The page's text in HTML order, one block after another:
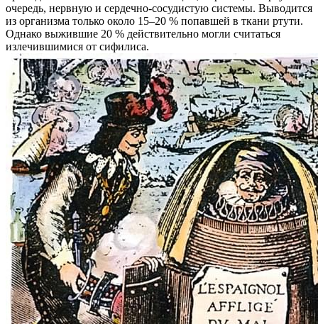
очередь, нервную и сердечно-сосудистую системы. Выводится
из организма только около 15–20 % попавшей в ткани ртути.
Однако выжившие 20 % действительно могли считаться
излечившимися от сифилиса.